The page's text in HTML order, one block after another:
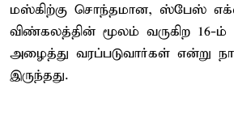
மஸ்கிற்கு சொந்தமான, ஸ்பேஸ்
விண்கலத்தின் மூலம் வருகிற 16-ம்
அழைத்து வரப்படுவார்கள் என்று
இருந்தது.